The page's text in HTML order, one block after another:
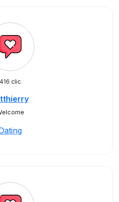
416 clic